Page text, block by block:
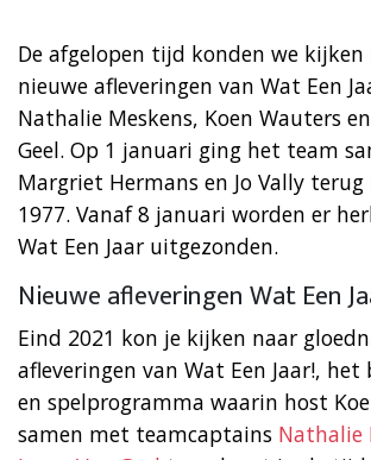
De afgelopen tijd konden we
nieuwe afleveringen van Wat Een
Nathalie Meskens, Koen Wauters
Geel. Op 1 januari ging het team
Margriet Hermans en Jo Vally
1977. Vanaf 8 januari worden er
Wat Een Jaar uitgezonden.
Nieuwe afleveringen Wat Een
Eind 2021 kon je kijken naar
afleveringen van Wat Een Jaar!, het
en spelprogramma waarin host
samen met teamcaptains Nathalie